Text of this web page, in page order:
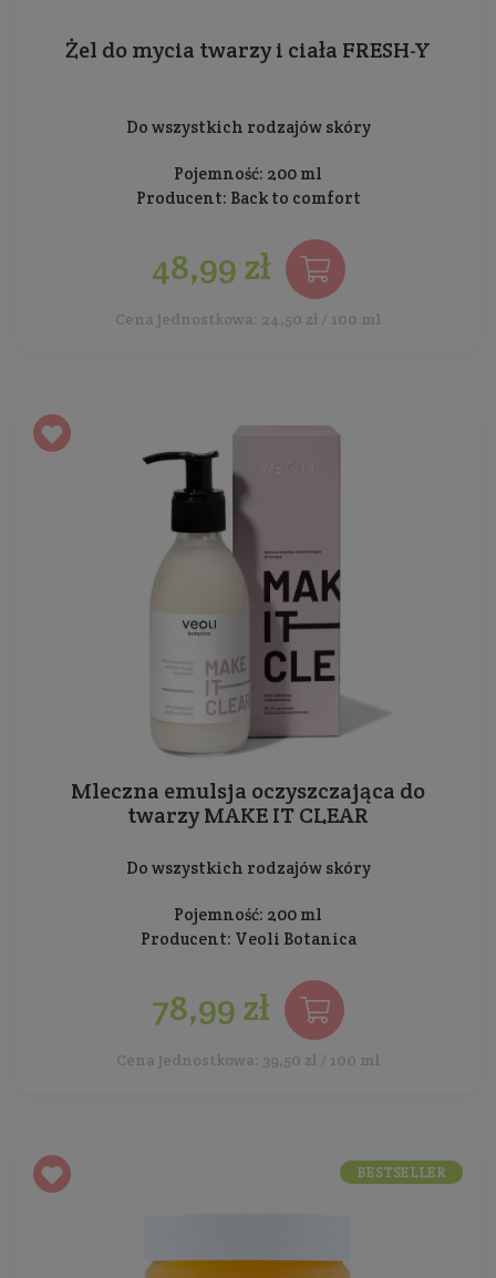
Żel do mycia twarzy i ciała FRESH-Y
Do wszystkich rodzajów skóry
Pojemność: 200 ml
Producent: Back to comfort
48,99 zł
Cena jednostkowa: 24,50 zł / 100 ml
Mleczna emulsja oczyszczająca do
twarzy MAKE IT CLEAR
Do wszystkich rodzajów skóry
Pojemność: 200 ml
Producent: Veoli Botanica
78,99 zł
Cena jednostkowa: 39,50 zł / 100 ml
BESTSELLER